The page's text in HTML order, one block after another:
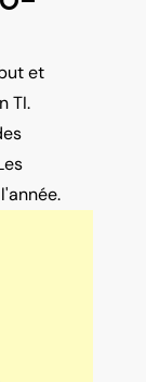
et
TI.